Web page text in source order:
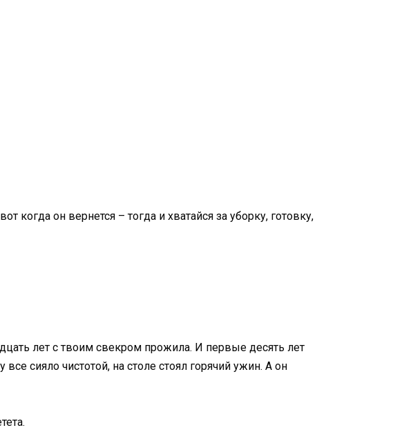
когда он вернется – тогда и хватайся за уборку, готовку,
лет с твоим свекром прожила. И первые десять лет
сияло чистотой, на столе стоял горячий ужин. А он